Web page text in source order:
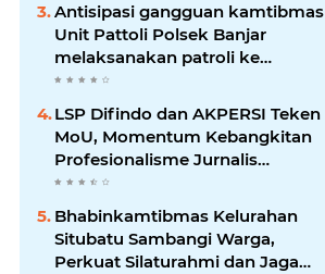
Antisipasi gangguan kamtibmas
Unit Pattoli Polsek Banjar
melaksanakan patroli ke
tempat-tempat keramaian di
wilayah hukum
LSP Difindo dan AKPERSI Teken
MoU, Momentum Kebangkitan
Profesionalisme Jurnalis
Nasional
Bhabinkamtibmas Kelurahan
Situbatu Sambangi Warga,
Perkuat Silaturahmi dan Jaga